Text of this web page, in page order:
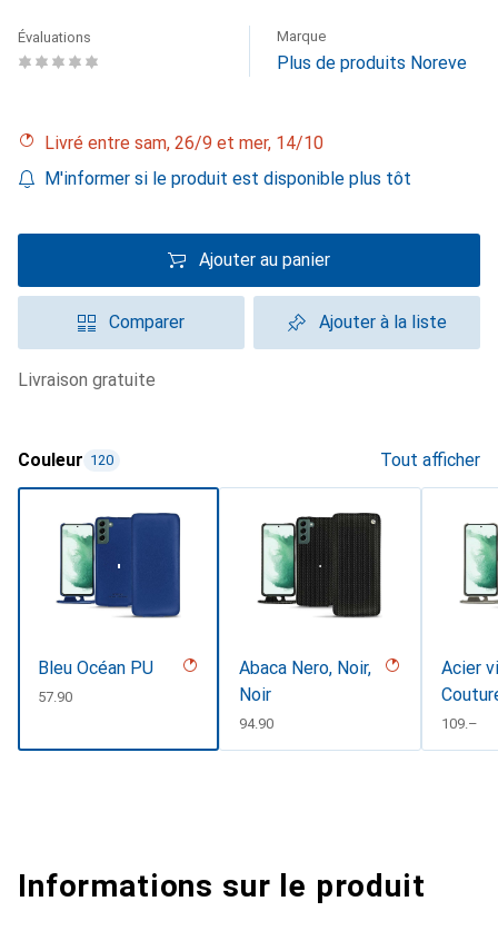
Évaluations Marque
Plus de produits Noreve
Livré entre sam, 26/9 et mer, 14/10
M'informer si le produit est disponible plus tôt
Ajouter au panier
Comparer Ajouter à la liste
livraison gratuite
Couleur 120 Tout afficher
Bleu Océan PU
CHF
57.90
Abaca Nero, Noir,
Noir
CHF
94.90
Acier
CHF
109.–
Informations sur le produit